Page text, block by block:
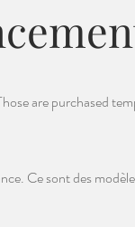
are purchased
Ce sont des